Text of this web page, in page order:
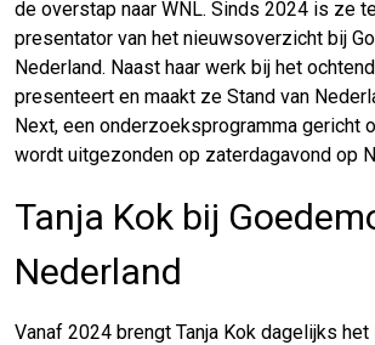
de overstap naar WNL. Sinds 2024 is ze
presentator van het nieuwsoverzicht bij
Nederland. Naast haar werk bij het
presenteert en maakt ze Stand van
Next, een onderzoeksprogramma gericht
wordt uitgezonden op zaterdagavond op
Tanja Kok bij
Nederland
Vanaf 2024 brengt Tanja Kok dagelijks